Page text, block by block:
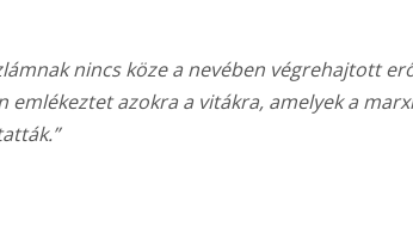
nincs köze a nevében végrehajtott
emlékeztet azokra a vitákra, amelyek a